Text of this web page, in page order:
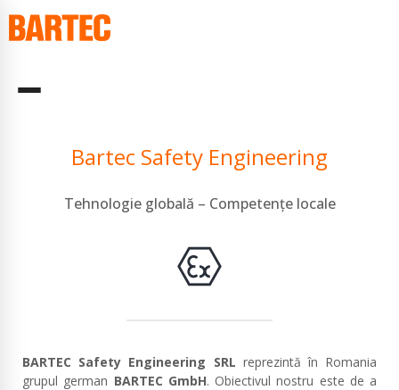
Bartec Safety Engineering
Tehnologie globală – Competențe locale
BARTEC Safety Engineering SRL reprezintă în Romania
grupul german BARTEC GmbH. Obiectivul nostru este de a